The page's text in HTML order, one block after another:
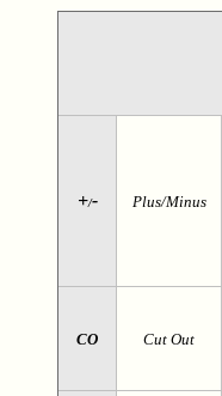
+/- Plus/Minus
CO Cut Out